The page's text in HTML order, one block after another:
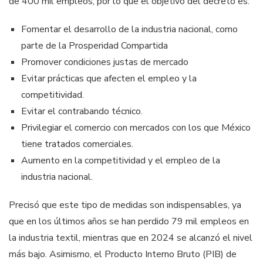
Fomentar el desarrollo de la industria nacional, como
parte de la Prosperidad Compartida
Promover condiciones justas de mercado
Evitar prácticas que afecten el empleo y la
competitividad.
Evitar el contrabando técnico.
Privilegiar el comercio con mercados con los que México
tiene tratados comerciales.
Aumento en la competitividad y el empleo de la
industria nacional.
Precisó que este tipo de medidas son indispensables, ya
que en los últimos años se han perdido 79 mil empleos en
la industria textil, mientras que en 2024 se alcanzó el nivel
más bajo. Asimismo, el Producto Interno Bruto (PIB) de